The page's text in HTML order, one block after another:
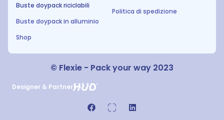
Buste doypack riciclabili
Buste doypack in alluminio
Shop
Politica di spedizione
© Flexie - Pack your way 2023
Designer & Partner